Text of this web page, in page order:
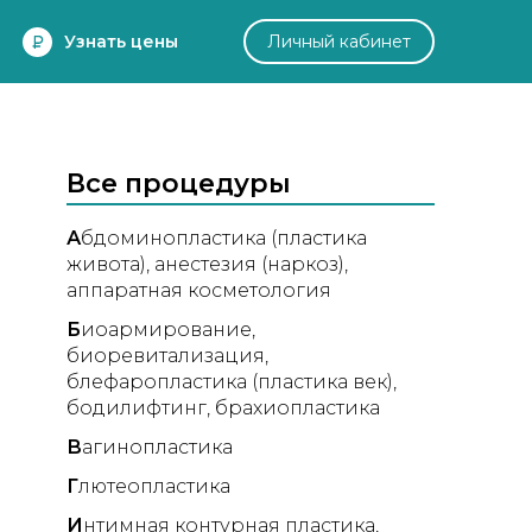
Узнать цены Личный кабинет
Все процедуры
Абдоминопластика (пластика
живота) анестезия (наркоз)
аппаратная косметология
Биоармирование
биоревитализация
блефаропластика (пластика век)
бодилифтинг брахиопластика
Вагинопластика
Глютеопластика
И нтимная контурная пластика